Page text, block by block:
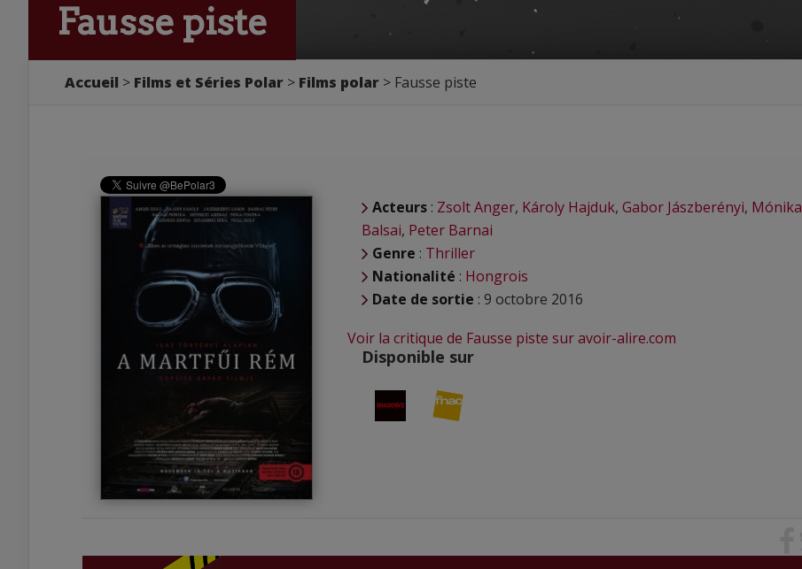
Fausse piste
Accueil Films et Séries Polar Films polar Fausse piste
Acteurs : Zsolt Anger, Károly Hajduk, Gabor Jászberényi, Mónika
Balsai, Peter Barnai
Genre : Thriller
Nationalité : Hongrois
Date de sortie : 9 octobre 2016
Voir la critique de Fausse piste sur avoir-alire.com
Disponible sur